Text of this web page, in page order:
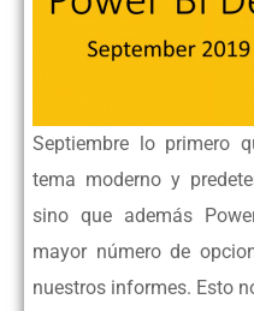
Septiembre lo primero
tema moderno y
sino que además
mayor número de
nuestros informes. Esto